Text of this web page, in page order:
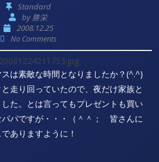
Standard
by勝栄
2008.12.25
No Comments
は素敵な時間となりましたか？(^.^)
走り回っていたので、夜だけ家族と
た。とは言ってもプレゼントも買い
パパですが・・・（＾＾； 皆さんに
ありますように！